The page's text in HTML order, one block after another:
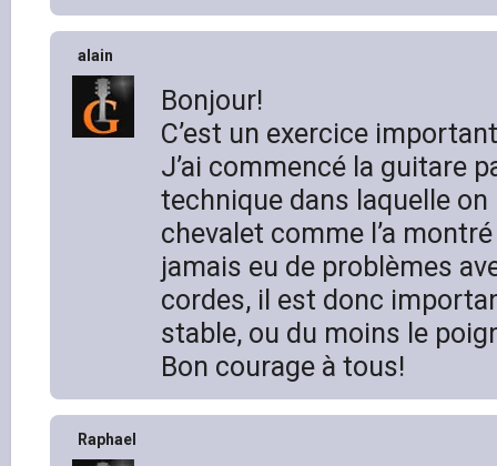
alain
Bonjour!
C’est un exercice
J’ai commencé la guitare
technique dans laquelle
chevalet comme l’a montré
jamais eu de problèmes
cordes, il est donc
stable, ou du moins le
Bon courage à tous!
Raphael